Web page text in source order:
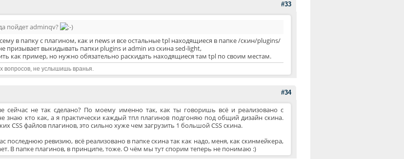
#33
пойдет adminqv?
в папку с плагином, как и news и все остальные tpl находящиеся в папке /скин/plugins/
призывает выкидывать папки plugins и admin из скина sed-light,
как пример, но нужно обязательно раскидать находящиеся там tpl по своим местам.
вопросов, не услышишь вранья.
#34
сейчас не так сделано? По моему именно так, как ты говоришь всё и реализовано с
знаю кто как, а я практически каждый тпл плагинов подгоняю под общий дизайн скина.
CSS файлов плагинов, это сильно хуже чем загрузить 1 большой CSS скина.
последнюю ревизию, всё реализовано в папке скина так как надо, меня, как скинмейкера,
В папке плагинов, в принципе, тоже. О чём мы тут спорим теперь не понимаю :)